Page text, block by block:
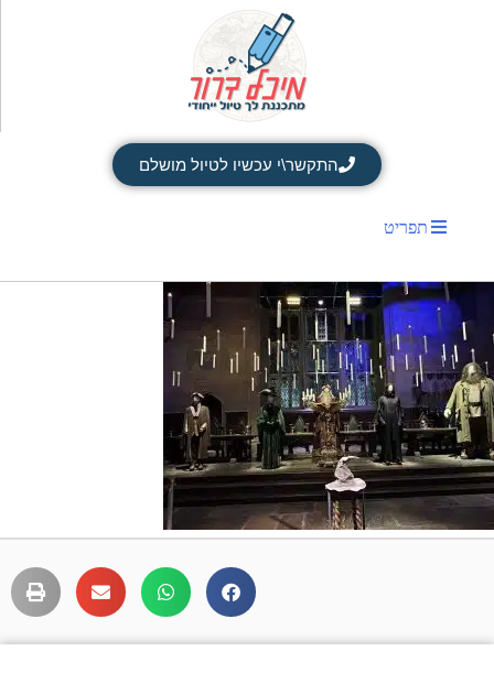
התקשר\י עכשיו לטיול מושלם
תפריט